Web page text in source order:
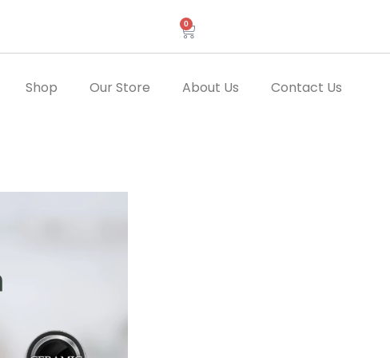
0
Cart
Shop Our Store About Us Contact Us